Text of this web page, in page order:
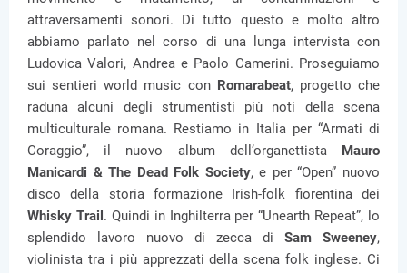
attraversamenti sonori. Di tutto questo e molto altro
abbiamo parlato nel corso di una lunga intervista con
Ludovica Valori, Andrea e Paolo Camerini. Proseguiamo
sui sentieri world music con Romarabeat, progetto che
raduna alcuni degli strumentisti più noti della scena
multiculturale romana. Restiamo in Italia per “Armati di
Coraggio”, il nuovo album dell’organettista Mauro
Manicardi & The Dead Folk Society, e per “Open” nuovo
disco della storia formazione Irish-folk fiorentina dei
Whisky Trail . Quindi in Inghilterra per “Unearth Repeat”, lo
splendido lavoro nuovo di zecca di Sam Sweeney,
violinista tra i più apprezzati della scena folk inglese. Ci